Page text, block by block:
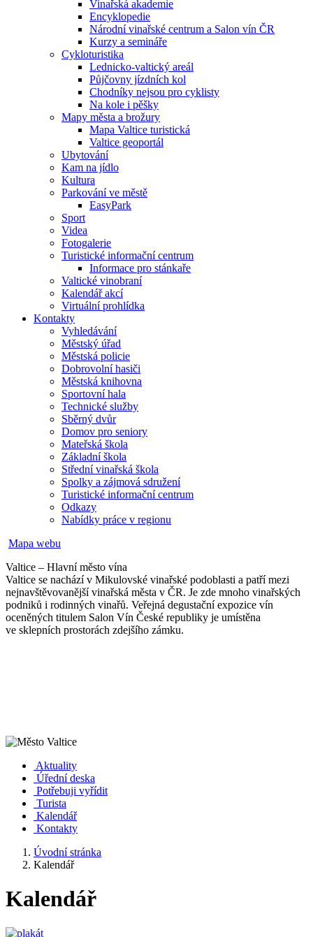
Vinařská akademie
Encyklopedie
Národní vinařské centrum a Salon vín ČR
Kurzy a semináře
Cykloturistika
Lednicko-valtický areál
Půjčovny jízdních kol
Chodníky nejsou pro cyklisty
Na kole i pěšky
Mapy města a brožury
Mapa Valtice turistická
Valtice geoportál
Ubytování
Kam na jídlo
Kultura
Parkování ve městě
EasyPark
Sport
Videa
Fotogalerie
Turistické informační centrum
Informace pro stánkaře
Valtické vinobraní
Kalendář akcí
Virtuální prohlídka
Kontakty
Vyhledávání
Městský úřad
Městská policie
Dobrovolní hasiči
Městská knihovna
Sportovní hala
Technické služby
Sběrný dvůr
Domov pro seniory
Mateřská škola
Základní škola
Střední vinařská škola
Spolky a zájmová sdružení
Turistické informační centrum
Odkazy
Nabídky práce v regionu
Mapa webu
Valtice – Hlavní město vína
Valtice se nachází v Mikulovské vinařské podoblasti a patří mezi
nejnavštěvovanější vinařská města v ČR. Je zde mnoho vinařských
podniků i rodinných vinařů. Veřejná degustační expozice vín
oceněných titulem Salon Vín České republiky je umístěna
ve sklepních prostorách zdejšího zámku.
Aktuality
Úřední deska
Potřebuji vyřídit
Turista
Kalendář
Kontakty
Úvodní stránka
Kalendář
Kalendář